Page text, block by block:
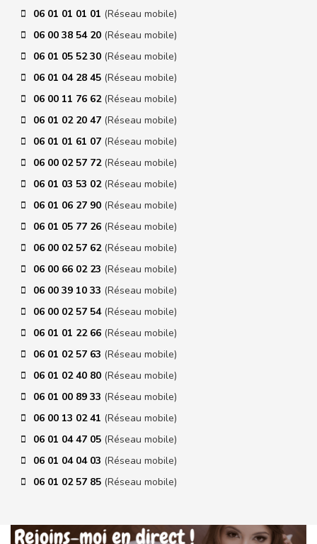
06 01 01 01 01 (Réseau mobile)
06 00 38 54 20 (Réseau mobile)
06 01 05 52 30 (Réseau mobile)
06 01 04 28 45 (Réseau mobile)
06 00 11 76 62 (Réseau mobile)
06 01 02 20 47 (Réseau mobile)
06 01 01 61 07 (Réseau mobile)
06 00 02 57 72 (Réseau mobile)
06 01 03 53 02 (Réseau mobile)
06 01 06 27 90 (Réseau mobile)
06 01 05 77 26 (Réseau mobile)
06 00 02 57 62 (Réseau mobile)
06 00 66 02 23 (Réseau mobile)
06 00 39 10 33 (Réseau mobile)
06 00 02 57 54 (Réseau mobile)
06 01 01 22 66 (Réseau mobile)
06 01 02 57 63 (Réseau mobile)
06 01 02 40 80 (Réseau mobile)
06 01 00 89 33 (Réseau mobile)
06 00 13 02 41 (Réseau mobile)
06 01 04 47 05 (Réseau mobile)
06 01 04 04 03 (Réseau mobile)
06 01 02 57 85 (Réseau mobile)